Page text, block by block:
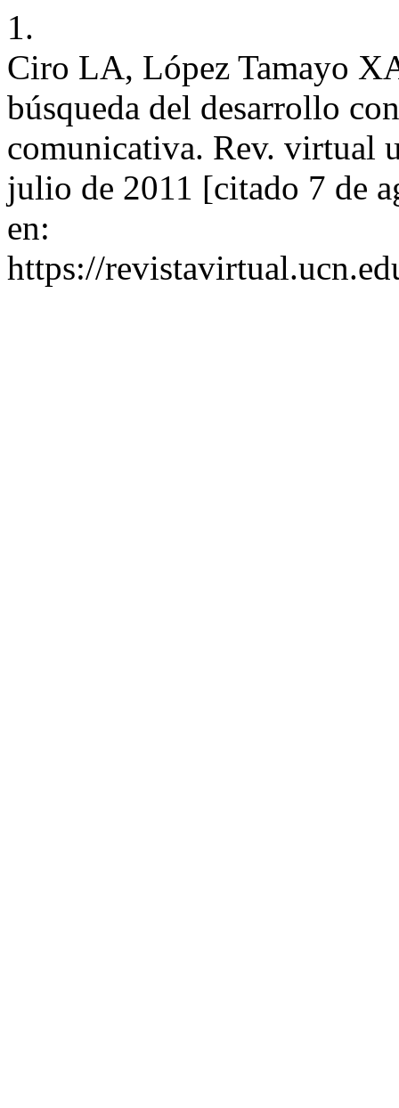
1.
Ciro LA, López Tamayo
búsqueda del desarrollo
comunicativa. Rev. virtual
julio de 2011 [citado 7 de
en:
https://